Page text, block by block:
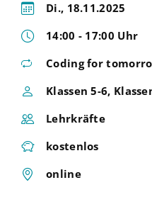
Di., 18.11.2025
14:00 - 17:00 Uhr
Coding for
Klassen 5-6,
Lehrkräfte
kostenlos
online